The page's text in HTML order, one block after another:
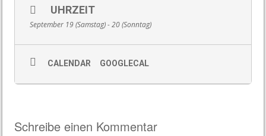
UHRZEIT
September 19 (Samstag) - 20 (Sonntag)
CALENDAR GOOGLECAL
Schreibe einen Kommentar